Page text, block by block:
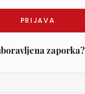
zaporka?